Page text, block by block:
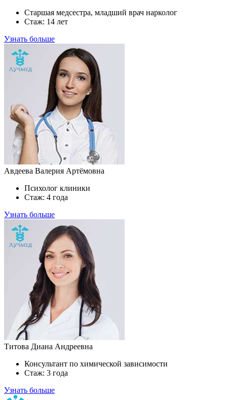
Старшая медсестра, младший врач нарколог
Стаж: 14 лет
Узнать больше
Авдеева Валерия Артёмовна
Психолог клиники
Стаж: 4 года
Узнать больше
Титова Диана Андреевна
Консультант по химической зависимости
Стаж: 3 года
Узнать больше